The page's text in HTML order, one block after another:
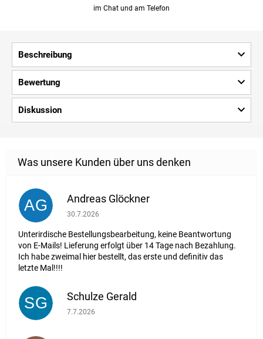
im Chat und am Telefon
Beschreibung
Bewertung
Diskussion
AG Andreas Glöckner
Die Shop-Bewertung beträgt 1 von 5 Sternen.
30.7.2026
Unterirdische Bestellungsbearbeitung, keine Beantwortung
von E-Mails! Lieferung erfolgt über 14 Tage nach Bezahlung.
Ich habe zweimal hier bestellt, das erste und definitiv das
letzte Mal!!!!
SG Schulze Gerald
Die Shop-Bewertung beträgt 5 von 5 Sternen.
7.7.2026